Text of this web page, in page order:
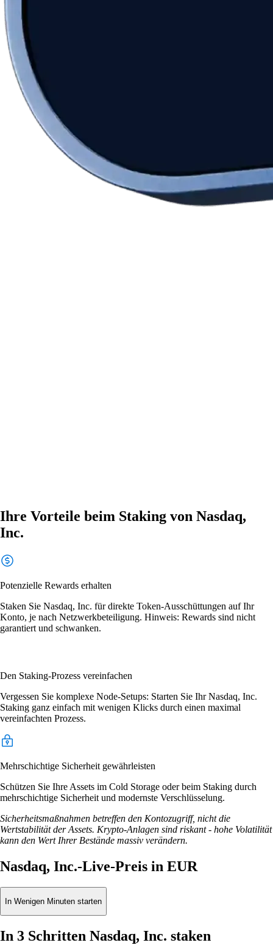
Ihre Vorteile beim Staking von Nasdaq,
Inc.
Potenzielle Rewards erhalten
Staken Sie Nasdaq, Inc. für direkte Token-Ausschüttungen auf Ihr
Konto, je nach Netzwerkbeteiligung. Hinweis: Rewards sind nicht
garantiert und schwanken.
Den Staking-Prozess vereinfachen
Vergessen Sie komplexe Node-Setups: Starten Sie Ihr Nasdaq, Inc.
Staking ganz einfach mit wenigen Klicks durch einen maximal
vereinfachten Prozess.
Mehrschichtige Sicherheit gewährleisten
Schützen Sie Ihre Assets im Cold Storage oder beim Staking durch
mehrschichtige Sicherheit und modernste Verschlüsselung.
Sicherheitsmaßnahmen betreffen den Kontozugriff, nicht die
Wertstabilität der Assets. Krypto-Anlagen sind riskant - hohe Volatilität
kann den Wert Ihrer Bestände massiv verändern.
Nasdaq, Inc.-Live-Preis in EUR
In Wenigen Minuten starten
In 3 Schritten Nasdaq, Inc. staken